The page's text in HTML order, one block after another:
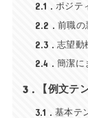
2.1 ポジテ
2.2 前職の
2.3 志望動
2.4 簡潔に
3 【例文テ
3.1 基本テ